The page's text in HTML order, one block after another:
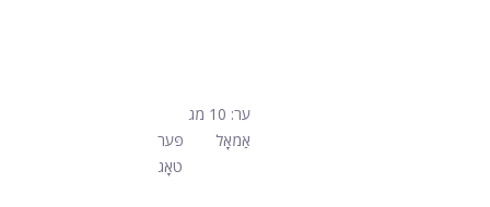
ער: 10 מג
אַמאָל פּער
טאָג